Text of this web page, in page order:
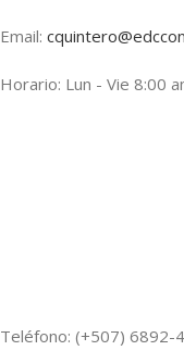
Email:
Horario: Lun - Vie 8:00
Teléfono: (+507) 6892-